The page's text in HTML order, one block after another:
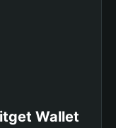
Wallet